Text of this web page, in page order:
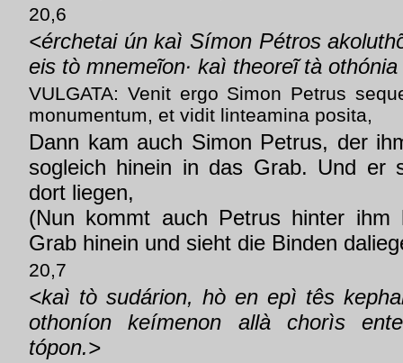
20,6
<érchetai ún kaì Símon Pétros
eis tò mnemeĩon· kaì theoreĩ tà
VULGATA: Venit ergo Simon Petrus
monumentum, et vidit linteamina posita,
Dann kam auch Simon Petrus, der
sogleich hinein in das Grab. Und er
dort liegen,
(Nun kommt auch Petrus hinter
Grab hinein und sieht die Binden
20,7
<kaì tò sudárion, hò en epì tês
othoníon keímenon allà chorìs
tópon.>